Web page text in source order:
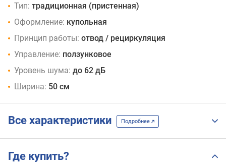
Тип: традиционная (пристенная)
Оформление: купольная
Принцип работы: отвод / рециркуляция
Управление: ползунковое
Уровень шума: до 62 дБ
Ширина: 50 см
Все характеристики Подробнее
Где купить?